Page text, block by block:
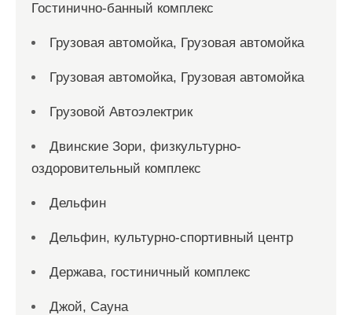
Гостинично-банный комплекс
Грузовая автомойка, Грузовая автомойка
Грузовая автомойка, Грузовая автомойка
Грузовой Автоэлектрик
Двинские Зори, физкультурно-
оздоровительный комплекс
Дельфин
Дельфин, культурно-спортивный центр
Держава, гостиничный комплекс
Джой, Сауна